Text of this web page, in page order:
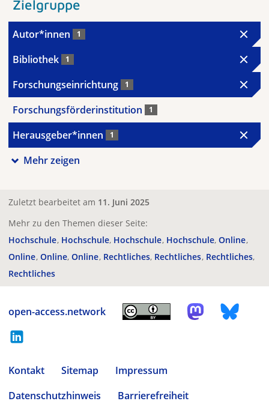
Zielgruppe
Autor*innen 1
Bibliothek 1
Forschungseinrichtung 1
Forschungsförderinstitution 1
Herausgeber*innen 1
Mehr zeigen
Zuletzt bearbeitet am 11. Juni 2025
Mehr zu den Themen dieser Seite:
Hochschule Hochschule Hochschule Hochschule Online
Online Online Online Rechtliches Rechtliches Rechtliches
Rechtliches
open-access.network
Kontakt Sitemap
Impressum
Datenschutzhinweis
Barrierefreiheit